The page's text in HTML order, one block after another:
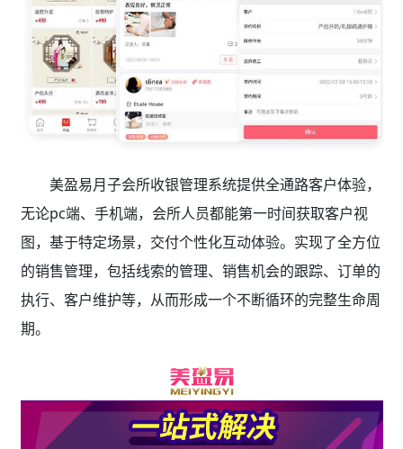
美盈易月子会所收银管理系统提供全通路客户体验，
无论pc端、手机端，会所人员都能第一时间获取客户视
图，基于特定场景，交付个性化互动体验。实现了全方位
的销售管理，包括线索的管理、销售机会的跟踪、订单的
执行、客户维护等，从而形成一个不断循环的完整生命周
期。